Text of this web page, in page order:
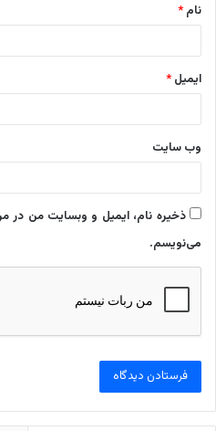
نام *
ایمیل *
وب‌ سایت
ذخیره نام، ایمیل و وبسایت من در
می‌نویسم.